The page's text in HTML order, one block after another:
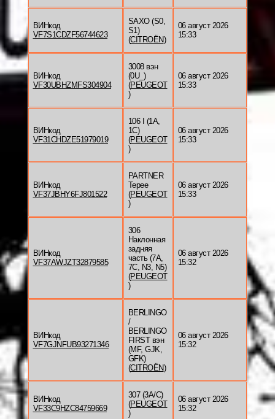
ВИНкод
VF7S1CDZF56744623
SAXO (S0,
S1)
(CITROËN)
06 август 2026
15:33
ВИНкод
VF30UBHZMFS304904
3008 вэн
(0U_)
(PEUGEOT
)
06 август 2026
15:33
ВИНкод
VF31CHDZE51979019
106 I (1A,
1C)
(PEUGEOT
)
06 август 2026
15:33
ВИНкод
VF37JBHY6FJ801522
PARTNER
Tepee
(PEUGEOT
)
06 август 2026
15:33
ВИНкод
VF37AWJZT32879585
306
Наклонная
задняя
часть (7A,
7C, N3, N5)
(PEUGEOT
)
06 август 2026
15:32
ВИНкод
VF7GJNFUB93271346
BERLINGO
/
BERLINGO
FIRST вэн
(MF, GJK,
GFK)
(CITROËN)
06 август 2026
15:32
ВИНкод
VF33C9HZC84759669
307 (3A/C)
(PEUGEOT
)
06 август 2026
15:32